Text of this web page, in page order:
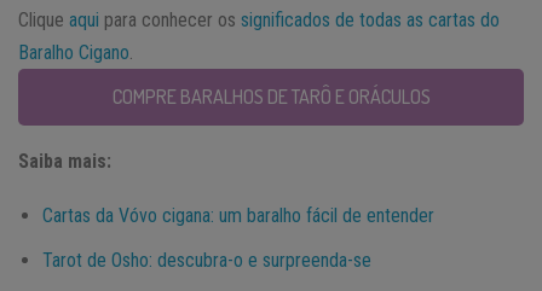
Clique aqui para conhecer os significados de todas as cartas do
Baralho Cigano
COMPRE BARALHOS DE TARÔ E ORÁCULOS
Saiba mais:
Cartas da Vóvo cigana: um baralho fácil de entender
Tarot de Osho: descubra-o e surpreenda-se